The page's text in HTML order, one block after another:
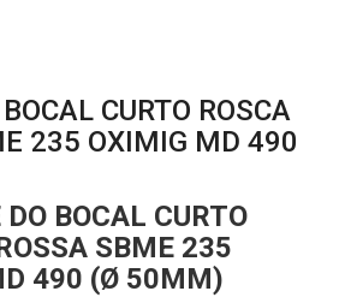
CURTO ROSCA
235 OXIMIG MD 490
DO BOCAL CURTO
SBME 235
490 (Ø 50MM)